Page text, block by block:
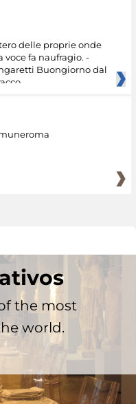
delle proprie onde
voce fa naufragio. -
Buongiorno dal
the most
world.